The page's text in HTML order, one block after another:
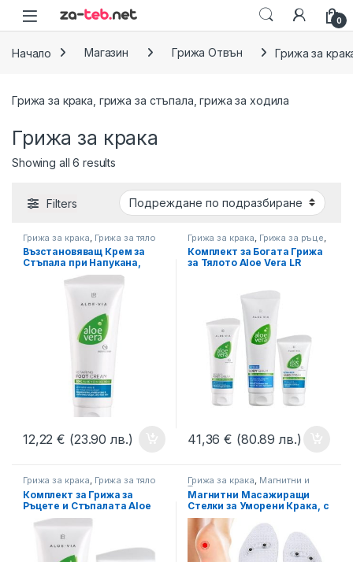
Skip to navigation
Skip to content
0
Начало Магазин Грижа Отвън Грижа за
Грижа за крака, грижа за стъпала, грижа за ходила
Грижа за крака
Showing all 6 results
Filters
Грижа за крака Грижа за тяло
Възстановяващ Крем за
Стъпала при Напукана,
Суха и Груба Кожа Aloe Via
12,22€ (23.90 лв.)
Грижа за крака Грижа за ръце
Грижа за тяло
Комплект за Богата Грижа
за Тялото Aloe Vera LR
41,36€ (80.89 лв.)
Грижа за крака, Грижа за тяло
Комплект за Грижа за
Ръцете и Стъпалата Aloe
Vera LR
Грижа за крака, Магнитни и
Турмалинови решения
Схващания, Масажи
Магнитни Масажиращи
Стелки за Уморени Крака, с
8 Магнита, Прозрачни
Силиконови, Код: MS-001